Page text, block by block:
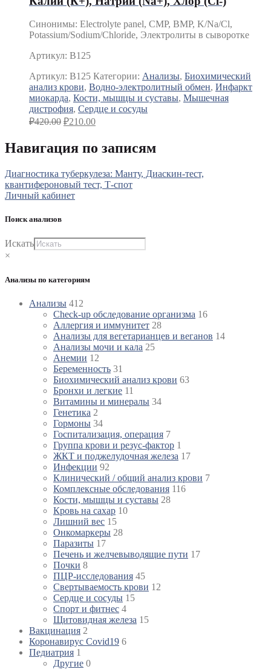
Синонимы: Electrolyte panel, CMP, BMP, K/Na/Cl,
Potassium/Sodium/Chloride, Электролиты в сыворотке
Артикул: B125
Артикул: B125 Категории: Анализы, Биохимический
анализ крови, Водно-электролитный обмен, Инфаркт
миокарда, Кости, мышцы и суставы, Мышечная
дистрофия, Сердце и сосуды
₽420.00 ₽210.00
Навигация по записям
Диагностика туберкулеза: Манту, Диаскин-тест,
квантифероновый тест, Т-спот
Личный кабинет
Поиск анализов
Искать
×
Анализы по категориям
Анализы 412
Check-up обследование организма 16
Аллергия и иммунитет 28
Анализы для вегетарианцев и веганов 14
Анализы мочи и кала 25
Анемии 12
Беременность 31
Биохимический анализ крови 63
Бронхи и легкие 11
Витамины и минералы 34
Генетика 2
Гормоны 34
Госпитализация, операция 7
Группа крови и резус-фактор 1
ЖКТ и поджелудочная железа 17
Инфекции 92
Клинический / общий анализ крови 7
Комплексные обследования 116
Кости, мышцы и суставы 28
Кровь на сахар 10
Лишний вес 15
Онкомаркеры 28
Паразиты 17
Печень и желчевыводящие пути 17
Почки 8
ПЦР-исследования 45
Свертываемость крови 12
Сердце и сосуды 15
Спорт и фитнес 4
Щитовидная железа 15
Вакцинация 2
Коронавирус Covid19 6
Педиатрия 1
Другие 0